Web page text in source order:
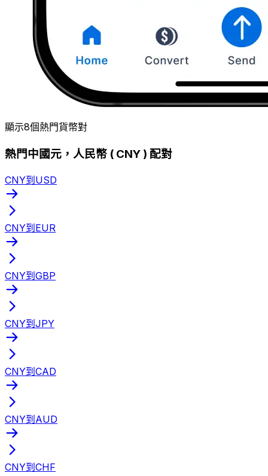
顯示8個熱門貨幣對
熱門中國元，人民幣 ( CNY ) 配對
CNY到USD
CNY到EUR
CNY到GBP
CNY到JPY
CNY到CAD
CNY到AUD
CNY到CHF